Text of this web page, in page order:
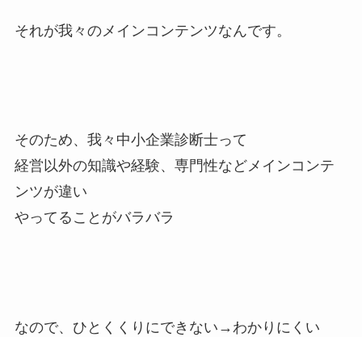
それが我々のメインコンテンツなんです。
そのため、我々中小企業診断士って
経営以外の知識や経験、専門性などメインコンテ
ンツが違い
やってることがバラバラ
なので、ひとくくりにできない→わかりにくい